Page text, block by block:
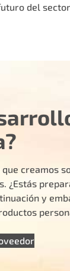
del
creamos
¿Estás
y